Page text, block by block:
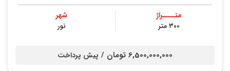
متــــراژ
۳۰۰ متر
شهر
نور
6,500,000,000 تومان / پیش پرداخت